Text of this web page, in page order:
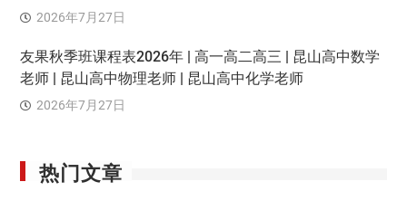
2026年7月27日
友果秋季班课程表2026年 | 高一高二高三 | 昆山高中数学
老师 | 昆山高中物理老师 | 昆山高中化学老师
2026年7月27日
热门文章